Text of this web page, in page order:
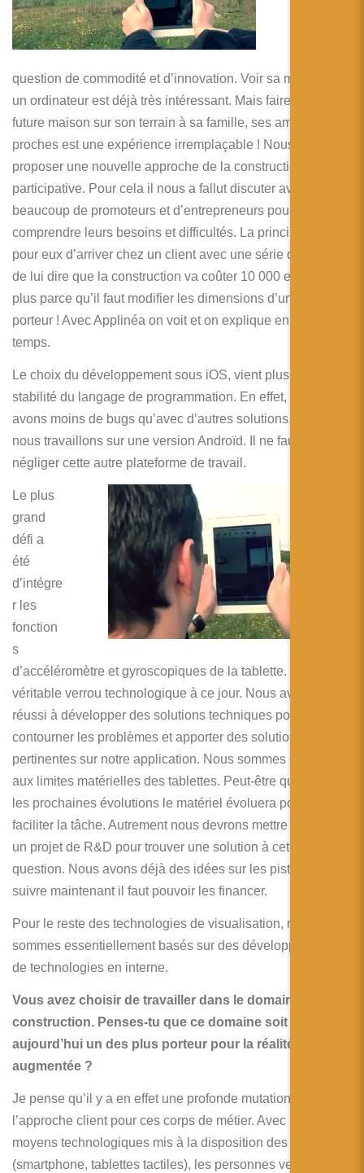
question de commodité et d’innovation. Voir sa maison sur
un ordinateur est déjà très intéressant. Mais faire visiter sa
future maison sur son terrain à sa famille, ses amis, et ses
proches est une expérience irremplaçable ! Nous voulions
proposer une nouvelle approche de la construction, plus
participative. Pour cela il nous a fallut discuter avec
beaucoup de promoteurs et d’entrepreneurs pour bien
comprendre leurs besoins et difficultés. La principale étant
pour eux d’arriver chez un client avec une série de plans et
de lui dire que la construction va coûter 10 000 euros de
plus parce qu’il faut modifier les dimensions d’un mur
porteur ! Avec Applinéa on voit et on explique en même
temps.
Le choix du développement sous iOS, vient plus de la
stabilité du langage de programmation. En effet, nous
avons moins de bugs qu’avec d’autres solutions. Toutefois,
nous travaillons sur une version Androïd. Il ne faut pas
négliger cette autre plateforme de travail.
Le plus
grand
défi a
été
d’intégre
r les
fonction
s
d’accéléromètre et gyroscopiques de la tablette. C’est un
véritable verrou technologique à ce jour. Nous avons
réussi à développer des solutions techniques pour
contourner les problèmes et apporter des solutions
pertinentes sur notre application. Nous sommes confrontés
aux limites matérielles des tablettes. Peut-être que dans
les prochaines évolutions le matériel évoluera pour nous
faciliter la tâche. Autrement nous devrons mettre en place
un projet de R&D pour trouver une solution à cette
question. Nous avons déjà des idées sur les pistes à
suivre maintenant il faut pouvoir les financer.
Pour le reste des technologies de visualisation, nous nous
sommes essentiellement basés sur des développements
de technologies en interne.
Vous avez choisir de travailler dans le domaine de la
construction. Penses-tu que ce domaine soit
aujourd’hui un des plus porteur pour la réalité
augmentée ?
Je pense qu’il y a en effet une profonde mutation dans
l’approche client pour ces corps de métier. Avec les
moyens technologiques mis à la disposition des personnes
(smartphone, tablettes tactiles), les personnes veulent